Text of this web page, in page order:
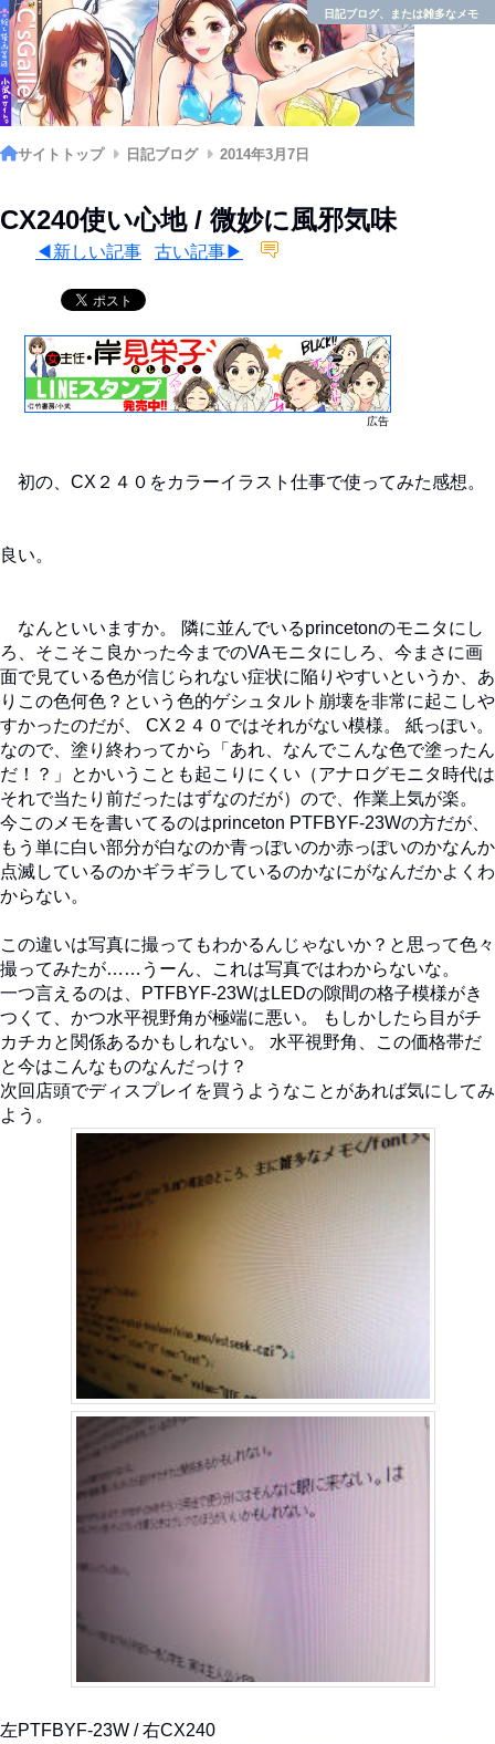
日記ブログ、または雑多なメモ
サイトトップ 日記ブログ 2014年3月7日
CX240使い心地 / 微妙に風邪気味
◀新しい記事 古い記事▶
広告
初の、CX２４０をカラーイラスト仕事で使ってみた感想。
良い。
なんといいますか。 隣に並んでいるprincetonのモニタにし
ろ、そこそこ良かった今までのVAモニタにしろ、今まさに画
面で見ている色が信じられない症状に陥りやすいというか、あ
りこの色何色？という色的ゲシュタルト崩壊を非常に起こしや
すかったのだが、 CX２４０ではそれがない模様。 紙っぽい。
なので、塗り終わってから「あれ、なんでこんな色で塗ったん
だ！？」とかいうことも起こりにくい（アナログモニタ時代は
それで当たり前だったはずなのだが）ので、作業上気が楽。
今このメモを書いてるのはprinceton PTFBYF-23Wの方だが、
もう単に白い部分が白なのか青っぽいのか赤っぽいのかなんか
点滅しているのかギラギラしているのかなにがなんだかよくわ
からない。
この違いは写真に撮ってもわかるんじゃないか？と思って色々
撮ってみたが……うーん、これは写真ではわからないな。
一つ言えるのは、PTFBYF-23WはLEDの隙間の格子模様がき
つくて、かつ水平視野角が極端に悪い。 もしかしたら目がチ
カチカと関係あるかもしれない。 水平視野角、この価格帯だ
と今はこんなものなんだっけ？
次回店頭でディスプレイを買うようなことがあれば気にしてみ
よう。
左PTFBYF-23W / 右CX240